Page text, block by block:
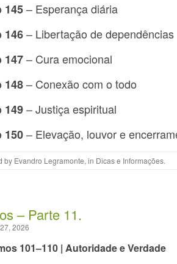
145– Esperança diária
146– Libertação de dependências
147– Cura emocional
148– Conexão com o todo
149– Justiça espiritual
150– Elevação, louvor e
by Evandro Legramonte, in Dicas e Informações.
– Parte 11.
2026
101–110 | Autoridade e Verdade